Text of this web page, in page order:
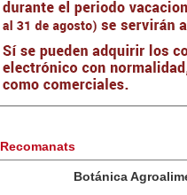
Recomanats
Botánica Agroalimentaria